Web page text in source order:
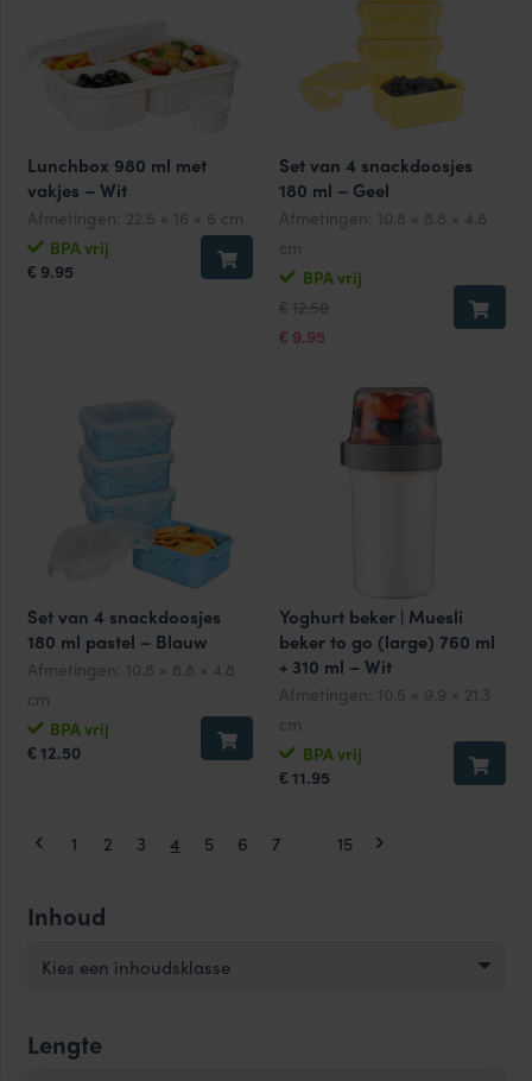
Inhoud
Kies een inhoudsklasse
Lengte
Lunchbox 980 ml met
vakjes – Wit
Afmetingen: 22.5 × 16 × 6 cm
BPA vrij
€ 9.95
Set van 4 snackdoosjes
180 ml – Geel
Afmetingen:
10.8 × 8.8 × 4.8
cm
BPA vrij
€ 12.50
Oorspronkelijke
prijs
was:
€ 9.95
Huidige
prijs
is:
Set van 4 snackdoosjes
180 ml pastel – Blauw
Afmetingen:
10.8 × 8.8 × 4.8
cm
BPA vrij
€ 12.50
Yoghurt beker | Muesli
beker to go (large) 760 ml
+ 310 ml – Wit
Afmetingen:
10.5 × 9.9 × 21.3
cm
BPA vrij
€ 11.95
1 2 3 4 5 6 7 15